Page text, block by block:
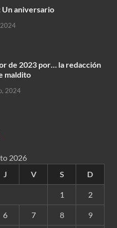
Un aniversario
de 2023 por… la redacción
maldito
2024
2026
J V S D
1 2
6 7 8 9